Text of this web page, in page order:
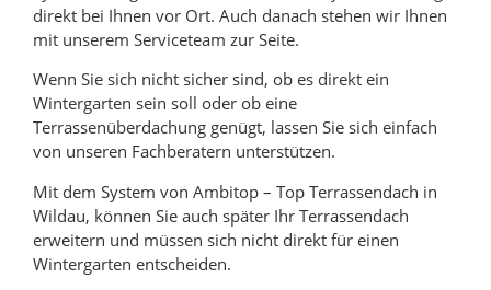
direkt bei Ihnen vor Ort. Auch danach stehen wir Ihnen
mit unserem Serviceteam zur Seite.
Wenn Sie sich nicht sicher sind, ob es direkt ein
Wintergarten sein soll oder ob eine
Terrassenüberdachung genügt, lassen Sie sich einfach
von unseren Fachberatern unterstützen.
Mit dem System von Ambitop – Top Terrassendach in
Wildau, können Sie auch später Ihr Terrassendach
erweitern und müssen sich nicht direkt für einen
Wintergarten entscheiden.